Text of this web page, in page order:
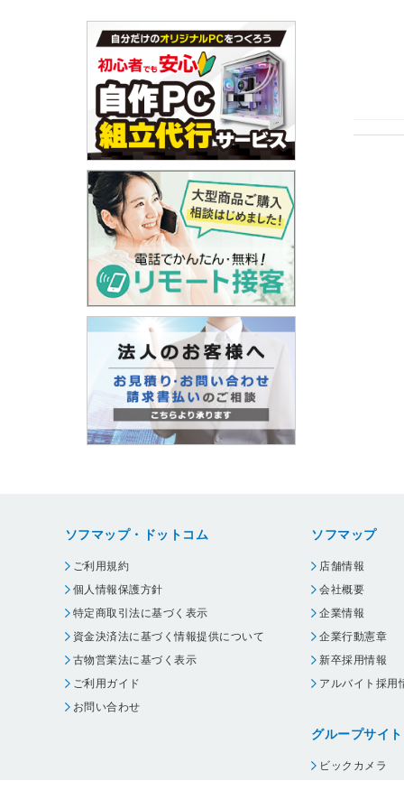
ソフマップ・ドットコム
ご利用規約
個人情報保護方針
特定商取引法に基づく表示
資金決済法に基づく情報提供について
古物営業法に基づく表示
ご利用ガイド
お問い合わせ
ソフマップ
店舗情報
会社概要
企業情報
企業行動憲章
新卒採用情報
アルバイト採用
グループサイト
ビックカメラ